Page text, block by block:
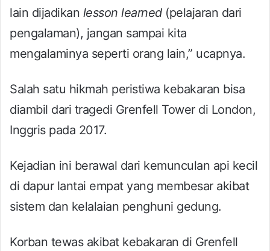
lain dijadikan lesson learned (pelajaran dari
pengalaman), jangan sampai kita
mengalaminya seperti orang lain,” ucapnya.
Salah satu hikmah peristiwa kebakaran bisa
diambil dari tragedi Grenfell Tower di London,
Inggris pada 2017.
Kejadian ini berawal dari kemunculan api kecil
di dapur lantai empat yang membesar akibat
sistem dan kelalaian penghuni gedung.
Korban tewas akibat kebakaran di Grenfell